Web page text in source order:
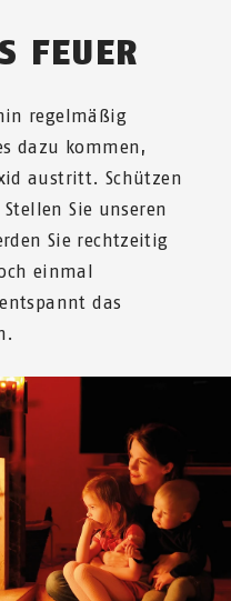
FEUER
regelmäßig
dazu kommen,
austritt. Schützen
Sie unseren
Sie rechtzeitig
einmal
das